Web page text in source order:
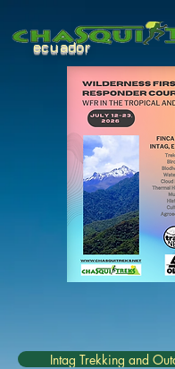
ecuador
Intag Trekking and